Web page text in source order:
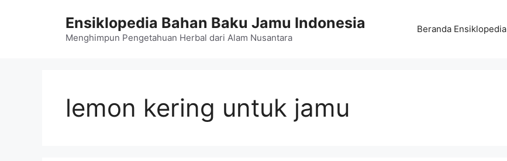
Ensiklopedia Bahan Baku Jamu Indonesia
Menghimpun Pengetahuan Herbal dari Alam Nusantara
Beranda Ensiklopedia
lemon kering untuk jamu